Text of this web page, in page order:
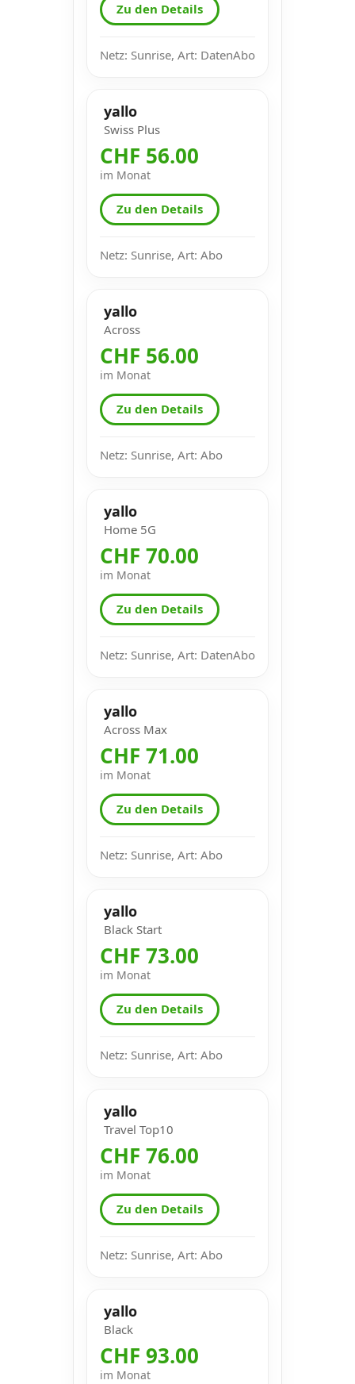
Zu den Details
Netz: Sunrise, Art: DatenAbo
yallo
Swiss Plus
CHF 56.00
im Monat
Zu den Details
Netz: Sunrise, Art: Abo
yallo
Across
CHF 56.00
im Monat
Zu den Details
Netz: Sunrise, Art: Abo
yallo
Home 5G
CHF 70.00
im Monat
Zu den Details
Netz: Sunrise, Art: DatenAbo
yallo
Across Max
CHF 71.00
im Monat
Zu den Details
Netz: Sunrise, Art: Abo
yallo
Black Start
CHF 73.00
im Monat
Zu den Details
Netz: Sunrise, Art: Abo
yallo
Travel Top10
CHF 76.00
im Monat
Zu den Details
Netz: Sunrise, Art: Abo
yallo
Black
CHF 93.00
im Monat